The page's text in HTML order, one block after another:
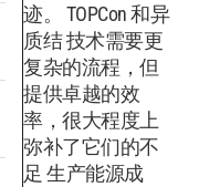
迹。 TOPCon 和异
质结 技术需要更
复杂的流程，但
提供卓越的效
率，很大程度上
弥补了它们的不
足 生产能源成